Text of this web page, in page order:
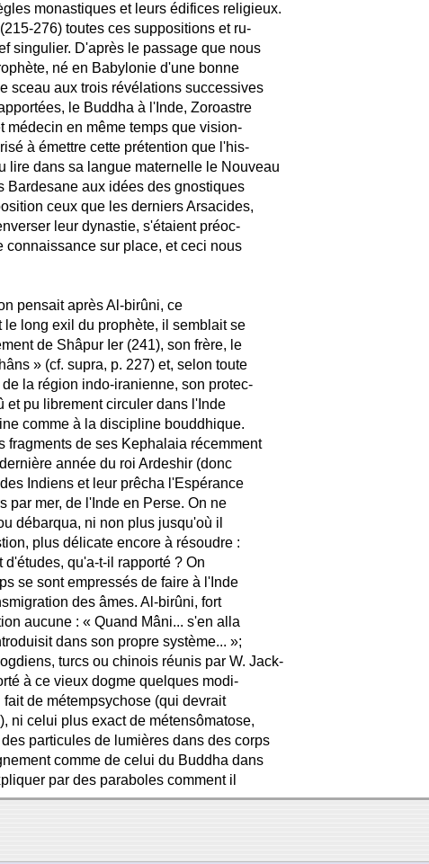
monastiques et leurs édifices religieux.
276) toutes ces suppositions et ru-
singulier. D'après le passage que nous
né en Babylonie d'une bonne
sceau aux trois révélations successives
le Buddha à l'Inde, Zoroastre
médecin en même temps que vision-
à émettre cette prétention que l'his-
lire dans sa langue maternelle le Nouveau
Bardesane aux idées des gnostiques
ceux que les derniers Arsacides,
leur dynastie, s'étaient préoc-
sur place, et ceci nous
pensait après Al-birûni, ce
long exil du prophète, il semblait se
de Shâpur Ier (241), son frère, le
» (cf. supra, p. 227) et, selon toute
la région indo-iranienne, son protec-
et pu librement circuler dans l'Inde
comme à la discipline bouddhique.
fragments de ses Kephalaia récemment
année du roi Ardeshir (donc
Indiens et leur prêcha l'Espérance
par mer, de l'Inde en Perse. On ne
débarqua, ni non plus jusqu'où il
plus délicate encore à résoudre :
qu'a-t-il rapporté ? On
se sont empressés de faire à l'Inde
des âmes. Al-birûni, fort
aucune : « Quand Mâni... s'en alla
dans son propre système... »;
turcs ou chinois réunis par W. Jack-
à ce vieux dogme quelques modi-
de métempsychose (qui devrait
ni celui plus exact de métensômatose,
particules de lumières dans des corps
comme de celui du Buddha dans
par des paraboles comment il